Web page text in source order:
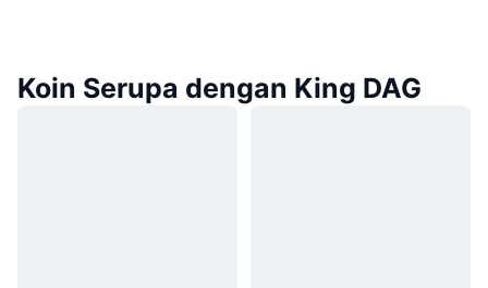
Koin Serupa dengan King DAG